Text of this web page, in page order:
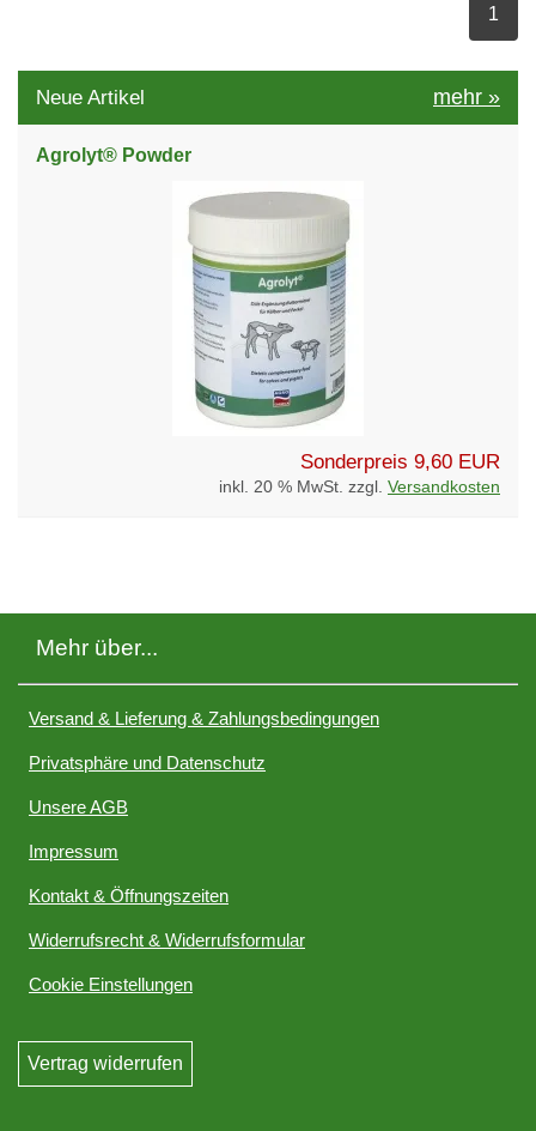
1
Neue Artikel mehr »
Agrolyt® Powder
Sonderpreis 9,60 EUR
inkl. 20 % MwSt. zzgl. Versandkosten
Mehr über...
Versand & Lieferung & Zahlungsbedingungen
Privatsphäre und Datenschutz
Unsere AGB
Impressum
Kontakt & Öffnungszeiten
Widerrufsrecht & Widerrufsformular
Cookie Einstellungen
Vertrag widerrufen